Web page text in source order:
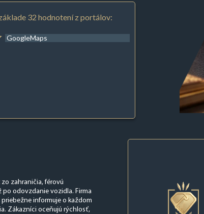
32 hodnotení z portálov:
GoogleMaps
zahraničia, férovú
po odovzdanie vozidla. Firma
informuje o každom
Zákazníci oceňujú rýchlosť,